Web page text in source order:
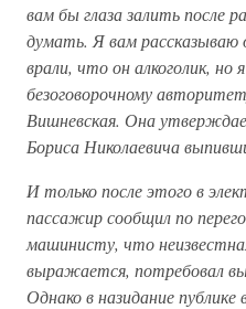
вам бы глаза залить после
думать. Я вам рассказываю
врали, что он алкоголик, но
безоговорочному
Вишневская. Она
Бориса Николаевича
И только после этого в
пассажир сообщил по
машинисту, что
выражается, потребовал
Однако в назидание